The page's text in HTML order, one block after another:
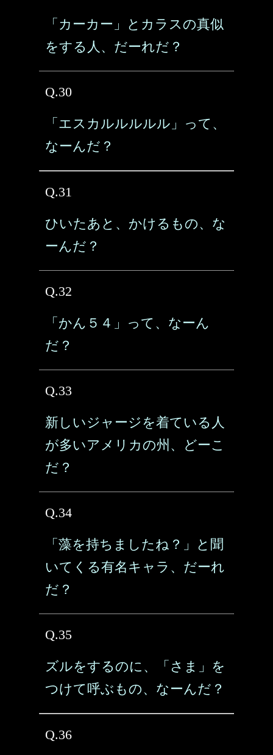
「カーカー」とカラスの真似
をする人、だーれだ？
Q.30
「エスカルルルルル」って、
なーんだ？
Q.31
ひいたあと、かけるもの、な
ーんだ？
Q.32
「かん５４」って、なーん
だ？
Q.33
新しいジャージを着ている人
が多いアメリカの州、どーこ
だ？
Q.34
「藻を持ちましたね？」と聞
いてくる有名キャラ、だーれ
だ？
Q.35
ズルをするのに、「さま」を
つけて呼ぶもの、なーんだ？
Q.36